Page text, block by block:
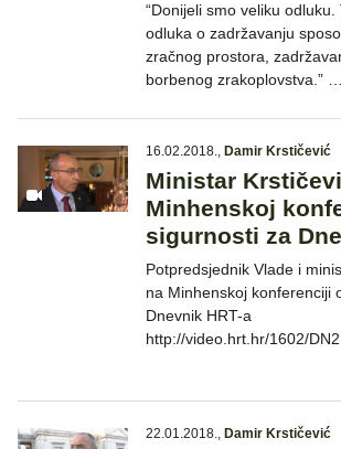
“Donijeli smo veliku odluku.
odluka o zadržavanju
zračnog prostora,
borbenog zrakoplovstva.” …
16.02.2018., Damir Krstičević
Ministar
Minhenskoj
sigurnosti za
Potpredsjednik Vlade i
na Minhenskoj konferenciji
Dnevnik HRT-a
http://video.hrt.hr/1602/
22.01.2018., Damir Krstičević